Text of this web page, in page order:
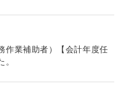
作業補助者）【会計年度任